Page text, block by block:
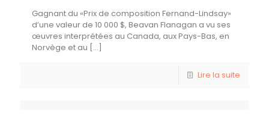
Gagnant du «Prix de composition Fernand-Lindsay»
d’une valeur de 10 000 $, Beavan Flanagan a vu ses
œuvres interprétées au Canada, aux Pays-Bas, en
Norvège et au […]
Lire la suite